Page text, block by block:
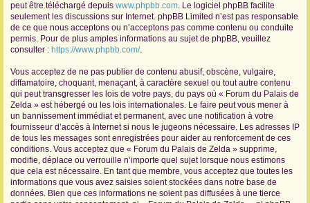
peut être téléchargé depuis www.phpbb.com. Le logiciel phpBB facilite
seulement les discussions sur Internet. phpBB Limited n’est pas responsable
de ce que nous acceptons ou n’acceptons pas comme contenu ou conduite
permis. Pour de plus amples informations au sujet de phpBB, veuillez
consulter : https://www.phpbb.com/.
Vous acceptez de ne pas publier de contenu abusif, obscène, vulgaire,
diffamatoire, choquant, menaçant, à caractère sexuel ou tout autre contenu
qui peut transgresser les lois de votre pays, du pays où « Forum du Palais de
Zelda » est hébergé ou les lois internationales. Le faire peut vous mener à
un bannissement immédiat et permanent, avec une notification à votre
fournisseur d’accès à Internet si nous le jugeons nécessaire. Les adresses IP
de tous les messages sont enregistrées pour aider au renforcement de ces
conditions. Vous acceptez que « Forum du Palais de Zelda » supprime,
modifie, déplace ou verrouille n’importe quel sujet lorsque nous estimons
que cela est nécessaire. En tant que membre, vous acceptez que toutes les
informations que vous avez saisies soient stockées dans notre base de
données. Bien que ces informations ne soient pas diffusées à une tierce